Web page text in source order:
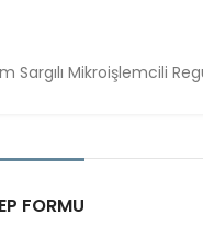
Sargılı Mikroişlemcili
FORMU